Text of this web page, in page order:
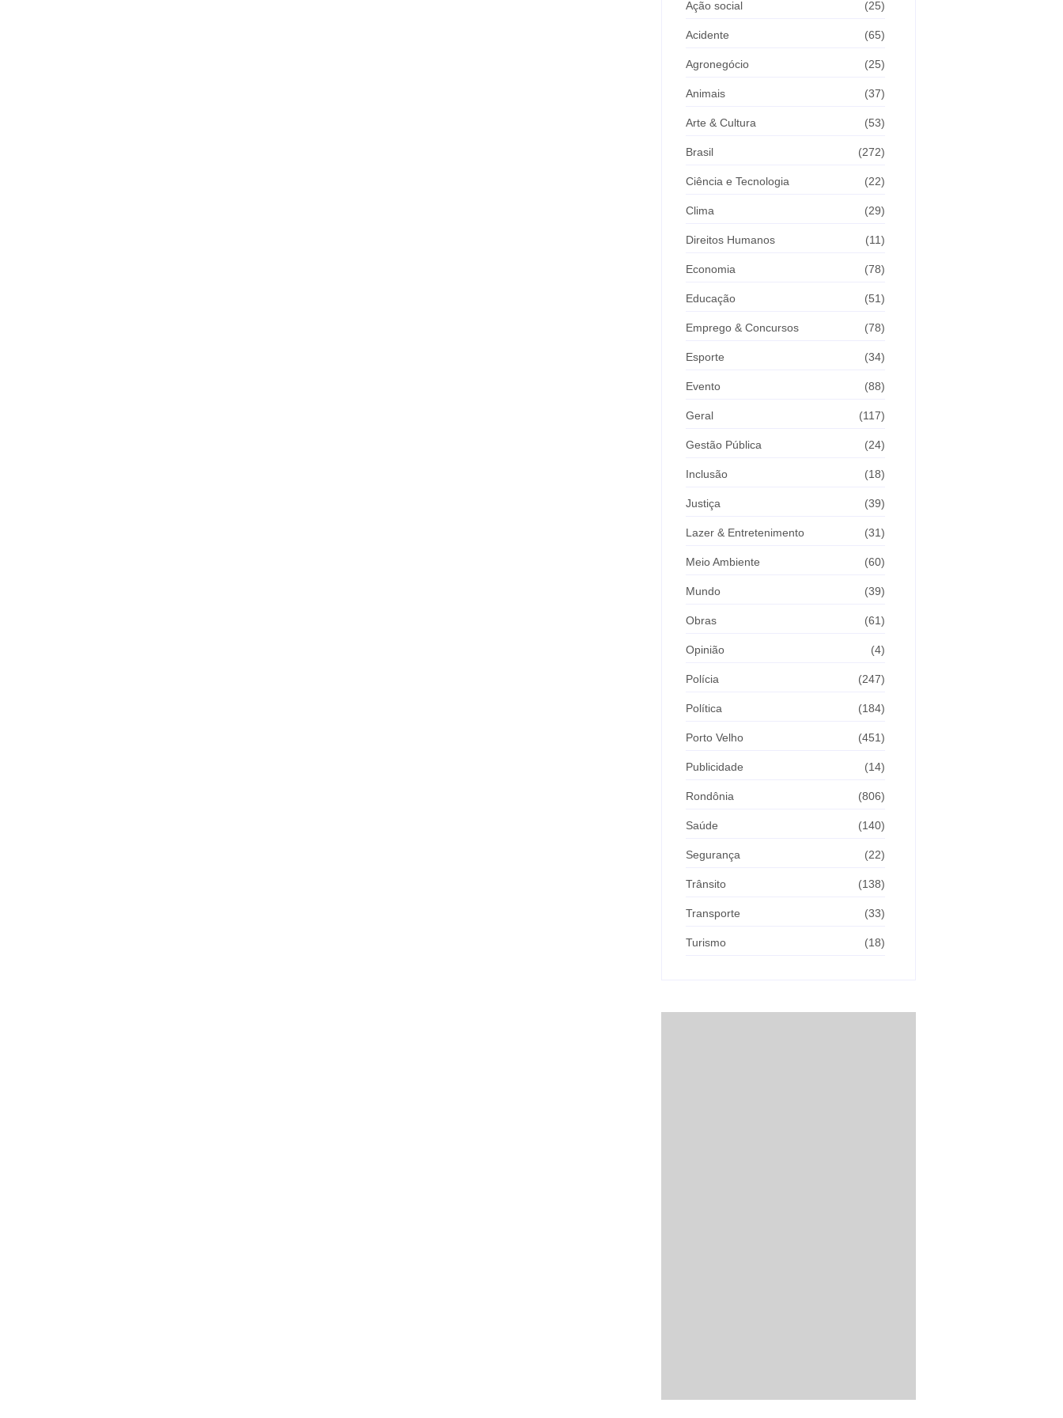
Ação social (25)
Acidente (65)
Agronegócio (25)
Animais (37)
Arte & Cultura (53)
Brasil (272)
Ciência e Tecnologia (22)
Clima (29)
Direitos Humanos (11)
Economia (78)
Educação (51)
Emprego & Concursos (78)
Esporte (34)
Evento (88)
Geral (117)
Gestão Pública (24)
Inclusão (18)
Justiça (39)
Lazer & Entretenimento (31)
Meio Ambiente (60)
Mundo (39)
Obras (61)
Opinião (4)
Polícia (247)
Política (184)
Porto Velho (451)
Publicidade (14)
Rondônia (806)
Saúde (140)
Segurança (22)
Trânsito (138)
Transporte (33)
Turismo (18)